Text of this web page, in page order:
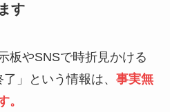
す
板やSNSで時折見かける
」という情報は、 事実無
。